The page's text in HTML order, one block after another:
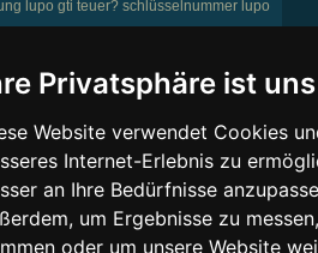
Privatsphäre ist
Website verwendet Cookies
Internet-Erlebnis zu
an Ihre Bedürfnisse
um Ergebnisse zu
oder um unsere Website
lupo gti teuer? schlüsselnummer lupo
ein Einkauf zustande, werden wir mit einer